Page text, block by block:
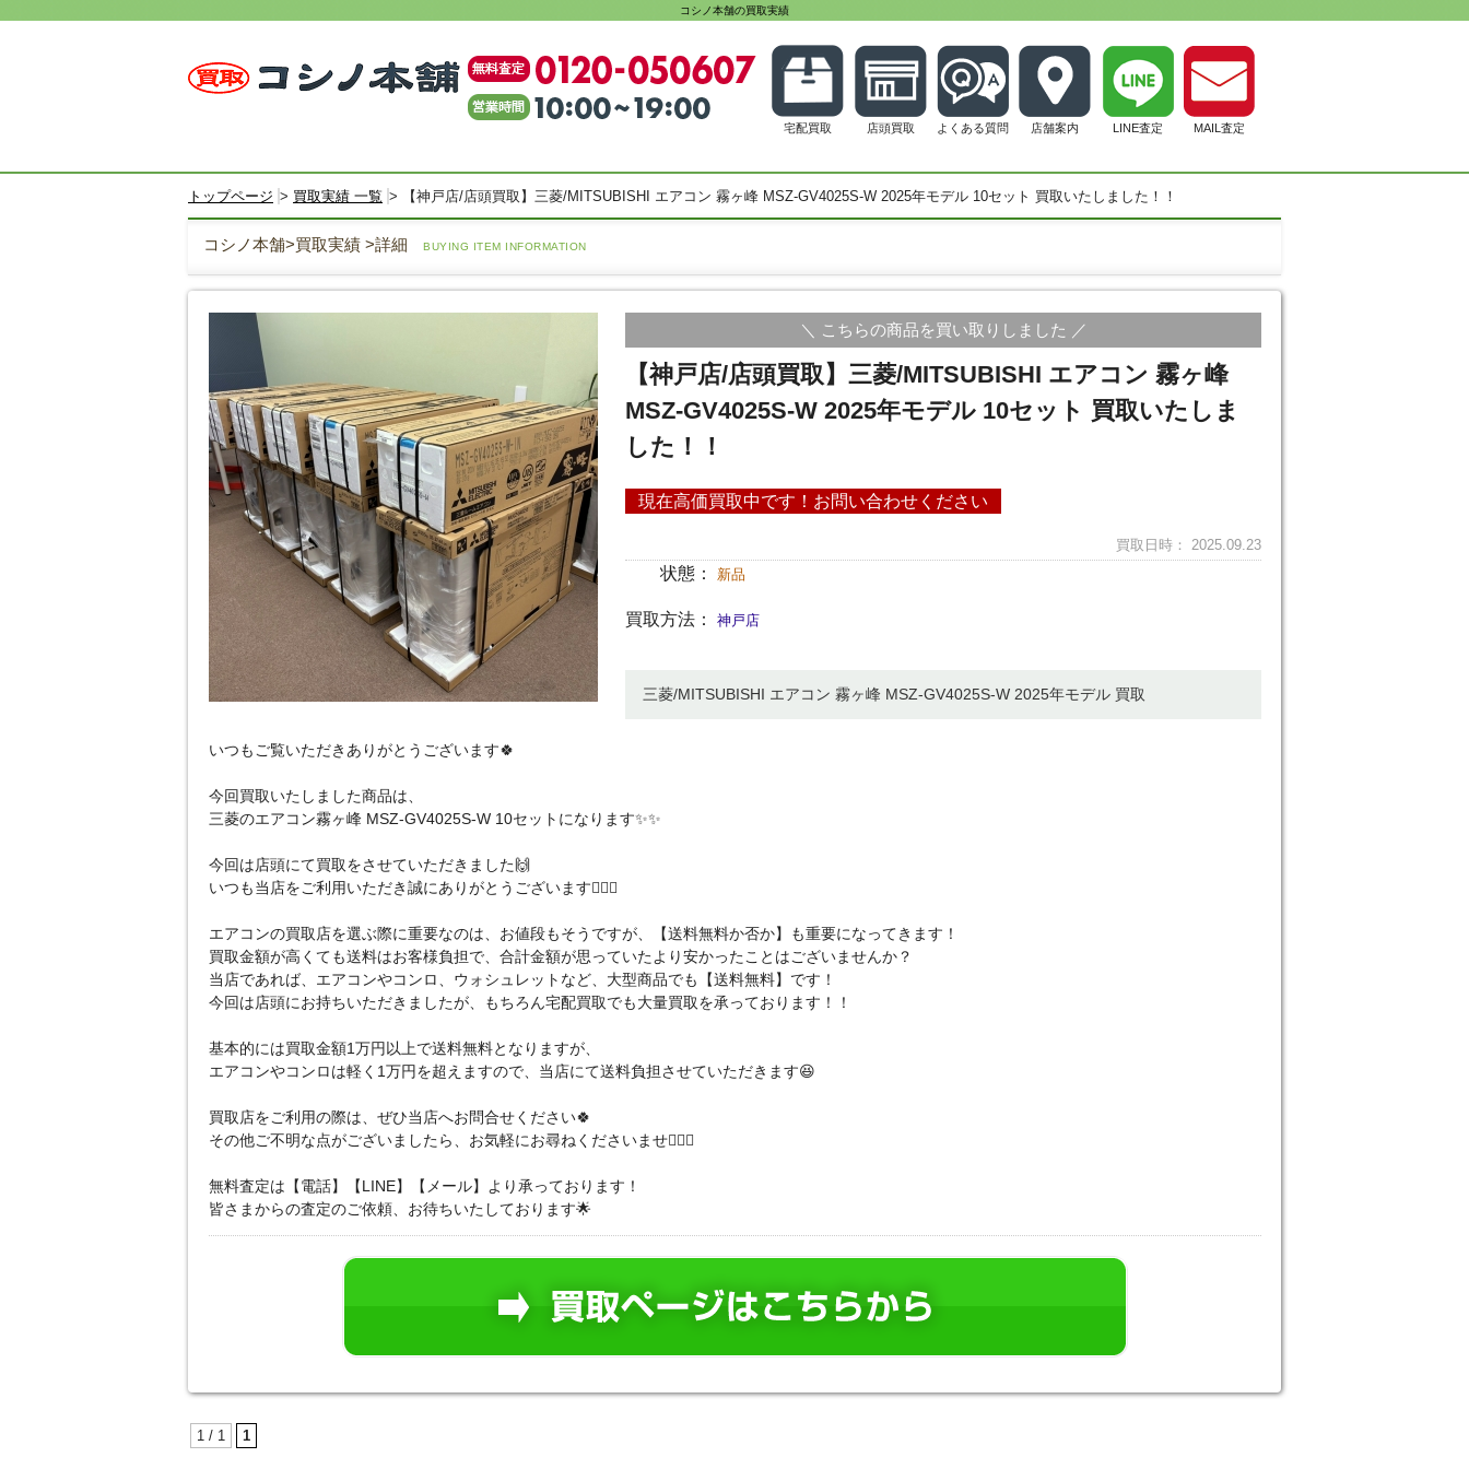
コシノ本舗の買取実績
宅配買取 店頭買取 よくある質問 店舗案内 LINE査定 MAIL査定
トップページ 買取実績 一覧 【神戸店/店頭買取】三菱/MITSUBISHI エアコン 霧ヶ峰 MSZ-GV4025S-W 2025年モデル 10セット 買取いたしました！！
コシノ本舗>買取実績 >詳細 BUYING ITEM INFORMATION
＼ こちらの商品を買い取りしました ／
【神戸店/店頭買取】三菱/MITSUBISHI エアコン 霧ヶ峰
MSZ-GV4025S-W 2025年モデル 10セット 買取いたしま
した！！
現在高価買取中です！お問い合わせください
買取日時： 2025.09.23
状態： 新品
買取方法： 神戸店
三菱/MITSUBISHI エアコン 霧ヶ峰 MSZ-GV4025S-W 2025年モデル 買取
いつもご覧いただきありがとうございます🍀
今回買取いたしました商品は、
三菱のエアコン霧ヶ峰 MSZ-GV4025S-W 10セットになります✨✨
今回は店頭にて買取をさせていただきました🙌
いつも当店をご利用いただき誠にありがとうございます🙇🏻‍♀️
エアコンの買取店を選ぶ際に重要なのは、お値段もそうですが、【送料無料か否か】も重要になってきます！
買取金額が高くても送料はお客様負担で、合計金額が思っていたより安かったことはございませんか？
当店であれば、エアコンやコンロ、ウォシュレットなど、大型商品でも【送料無料】です！
今回は店頭にお持ちいただきましたが、もちろん宅配買取でも大量買取を承っております！！
基本的には買取金額1万円以上で送料無料となりますが、
エアコンやコンロは軽く1万円を超えますので、当店にて送料負担させていただきます😆
買取店をご利用の際は、ぜひ当店へお問合せください🍀
その他ご不明な点がございましたら、お気軽にお尋ねくださいませ💁🏻‍♀️
無料査定は【電話】【LINE】【メール】より承っております！
皆さまからの査定のご依頼、お待ちいたしております🌟
1 / 1 1